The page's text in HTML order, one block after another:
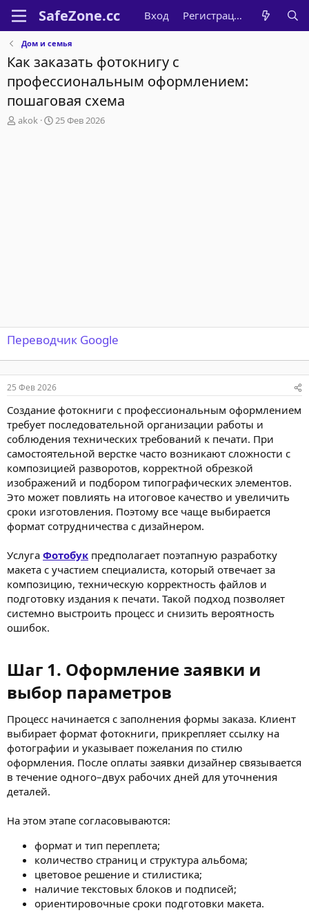
Вход Регистрация
Дом и семья
Как заказать фотокнигу с
профессиональным оформлением:
пошаговая схема
А
akok
Д
25 Фев 2026
Переводчик Google
25 Фев 2026
Создание фотокниги с профессиональным оформлением
требует последовательной организации работы и
соблюдения технических требований к печати. При
самостоятельной верстке часто возникают сложности с
композицией разворотов, корректной обрезкой
изображений и подбором типографических элементов.
Это может повлиять на итоговое качество и увеличить
сроки изготовления. Поэтому все чаще выбирается
формат сотрудничества с дизайнером.
Услуга Фотобук предполагает поэтапную разработку
макета с участием специалиста, который отвечает за
композицию, техническую корректность файлов и
подготовку издания к печати. Такой подход позволяет
системно выстроить процесс и снизить вероятность
ошибок.
Шаг 1. Оформление заявки и
выбор параметров​
Процесс начинается с заполнения формы заказа. Клиент
выбирает формат фотокниги, прикрепляет ссылку на
фотографии и указывает пожелания по стилю
оформления. После оплаты заявки дизайнер связывается
в течение одного–двух рабочих дней для уточнения
деталей.
На этом этапе согласовываются:
формат и тип переплета;
количество страниц и структура альбома;
цветовое решение и стилистика;
наличие текстовых блоков и подписей;
ориентировочные сроки подготовки макета.